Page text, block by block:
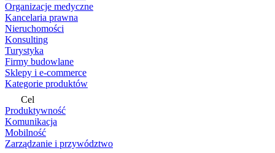
Organizacje medyczne
Kancelaria prawna
Nieruchomości
Konsulting
Turystyka
Firmy budowlane
Sklepy i e-commerce
Kategorie produktów
Cel
Produktywność
Komunikacja
Mobilność
Zarządzanie i przywództwo